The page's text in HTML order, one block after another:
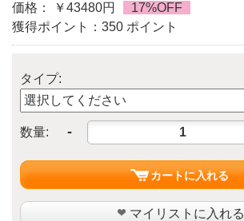
価格： ￥43480円
17%OFF
獲得ポイント：350 ポイント
タイプ:
数量: -
カートに入れる
マイリストに入れる